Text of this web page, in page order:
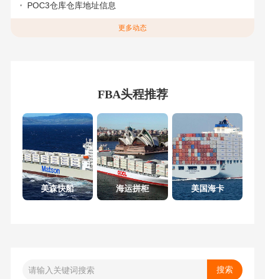
POC3仓库仓库地址信息
更多动态
FBA头程推荐
美森快船 海运拼柜 美国海卡